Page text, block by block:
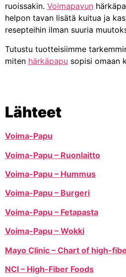
ruoissakin. Voimapavun
helpon tavan lisätä kuitua ja
resepteihin ilman suuria
Tutustu tuotteisiimme
miten härkäpapu sopisi omaan
Lähteet
Voima-Papu
Voima-Papu – Ruonlaitto
Voima-Papu – Hummus
Voima-Papu – Burgeri
Voima-Papu – Fetapasta
Voima-Papu – Wokki
Mayo Clinic – Chart of high-
NCI – High-Fiber Foods